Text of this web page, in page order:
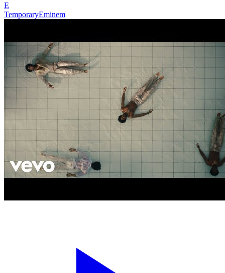
E
TemporaryEminem